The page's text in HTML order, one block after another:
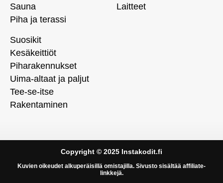
Sauna
Piha ja terassi
Laitteet
Suosikit
Kesäkeittiöt
Piharakennukset
Uima-altaat ja paljut
Tee-se-itse
Rakentaminen
Copyright © 2025 Instakodit.fi
Kuvien oikeudet alkuperäisillä omistajilla. Sivusto sisältää affiliate-
linkkejä.